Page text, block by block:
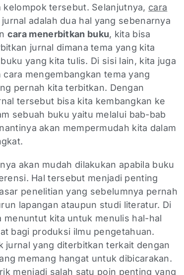
tersebut. Selanjutnya, cara
adalah dua hal yang sebenarnya
cara menerbitkan buku, kita bisa
jurnal dimana tema yang kita
yang kita tulis. Di sisi lain, kita juga
cara mengembangkan tema yang
pernah kita terbitkan. Dengan
tersebut bisa kita kembangkan ke
sebuah buku yaitu melalui bab-bab
akan mempermudah kita dalam
akan mudah dilakukan apabila buku
Hal tersebut menjadi penting
penelitian yang sebelumnya pernah
lapangan ataupun studi literatur. Di
menuntut kita untuk menulis hal-hal
bagi produksi ilmu pengetahuan.
jurnal yang diterbitkan terkait dengan
memang hangat untuk dibicarakan.
menjadi salah satu poin penting yang